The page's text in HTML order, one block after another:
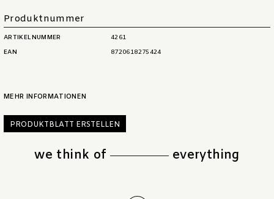
Produktnummer
ARTIKELNUMMER
4261
EAN
8720618275424
MEHR INFORMATIONEN
PRODUKTBLATT ERSTELLEN
we think of everything